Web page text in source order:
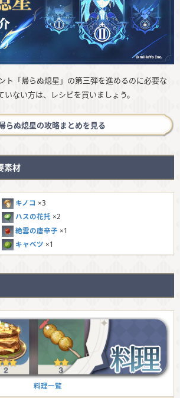
ト「帰らぬ熄星」の第三弾を進めるのに必要な
いない方は、レシピを買いましょう。
らぬ熄星の攻略まとめを見る
素材
キノコ ×3
ハスの花托 ×2
絶雲の唐辛子 ×1
キャベツ ×1
料理一覧